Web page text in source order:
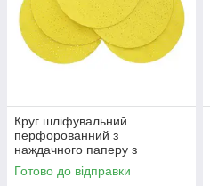
Круг шліфувальний
перфорованний з
наждачного паперу з
липучкою Draumet 225 мм
фракція 100 (E8677)
Готово до відправки